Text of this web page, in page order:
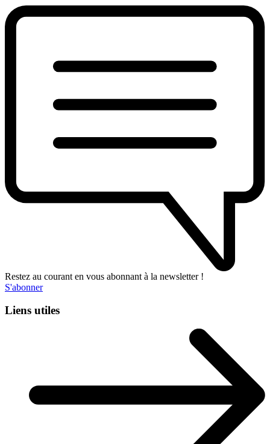
Restez au courant en vous abonnant à la newsletter !
S'abonner
Liens utiles